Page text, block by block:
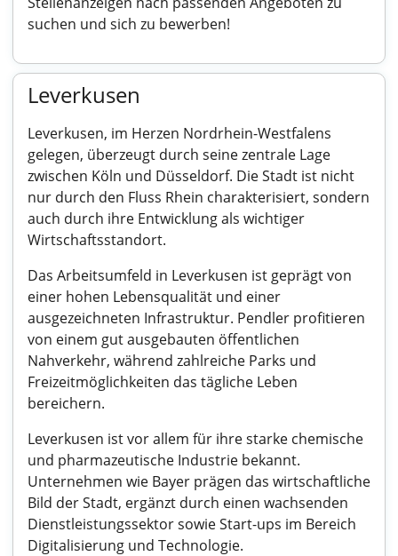
suchen und sich zu bewerben!
Leverkusen
Leverkusen, im Herzen Nordrhein-Westfalens
gelegen, überzeugt durch seine zentrale Lage
zwischen Köln und Düsseldorf. Die Stadt ist nicht
nur durch den Fluss Rhein charakterisiert, sondern
auch durch ihre Entwicklung als wichtiger
Wirtschaftsstandort.
Das Arbeitsumfeld in Leverkusen ist geprägt von
einer hohen Lebensqualität und einer
ausgezeichneten Infrastruktur. Pendler profitieren
von einem gut ausgebauten öffentlichen
Nahverkehr, während zahlreiche Parks und
Freizeitmöglichkeiten das tägliche Leben
bereichern.
Leverkusen ist vor allem für ihre starke chemische
und pharmazeutische Industrie bekannt.
Unternehmen wie Bayer prägen das wirtschaftliche
Bild der Stadt, ergänzt durch einen wachsenden
Dienstleistungssektor sowie Start-ups im Bereich
Digitalisierung und Technologie.